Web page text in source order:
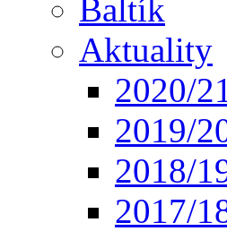
Baltík
Aktuality
2020/
2019/
2018/
2017/